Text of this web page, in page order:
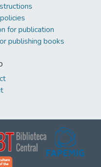
for publication
publishing books